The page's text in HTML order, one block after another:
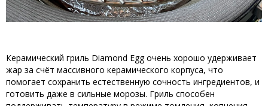
Керамический гриль Diamond Egg очень хорошо удерживает
жар за счёт массивного керамического корпуса, что
помогает сохранить естественную сочность ингредиентов, и
готовить даже в сильные морозы. Гриль способен